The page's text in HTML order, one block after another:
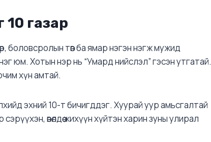
газар
боловсролын төв ба ямар нэгэн нэгж мужид
юм. Хотын нэр нь “Умард нийслэл” гэсэн утгатай.
хүн амтай.
эхний 10-т бичигддэг. Хуурай уур амьсгалтай
өвөлдөө жихүүн хүйтэн харин зуны улирал